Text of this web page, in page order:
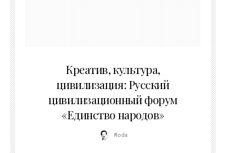
Креатив, культура,
цивилизация: Русский
цивилизационный форум
«Единство народов»
Moda